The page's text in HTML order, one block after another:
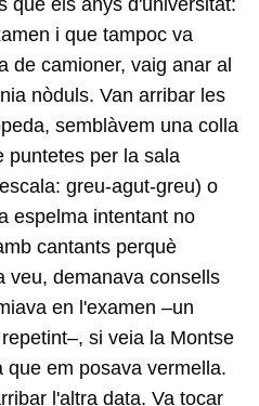
que els anys d'universitat:
i que tampoc va
de camioner, vaig anar al
nòduls. Van arribar les
semblàvem una colla
puntetes per la sala
greu-agut-greu) o
espelma intentant no
cantants perquè
veu, demanava consells
en l'examen –un
si veia la Montse
que em posava vermella.
l'altra data. Va tocar